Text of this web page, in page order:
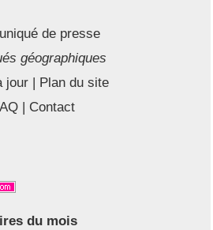
de presse
géographiques
jour | Plan du site
| Contact
du mois